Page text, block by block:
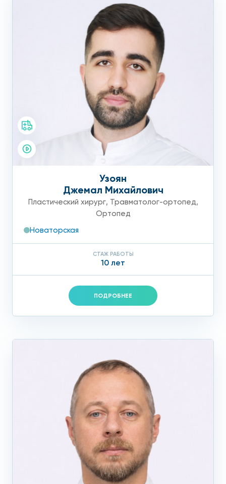
Узоян
Джемал Михайлович
Пластический хирург, Травматолог-ортопед,
Ортопед
Новаторская
СТАЖ РАБОТЫ
10 лет
ПОДРОБНЕЕ